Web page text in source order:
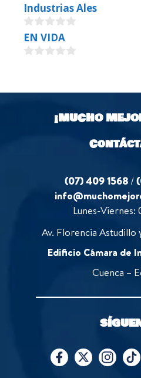
0
o
u
t
o
f
Industrias Ales
0
o
u
5
EN VIDA
t
¡MUCHO
(07) 409 1568 /
Lunes-Viernes:
Av. Florencia
Edificio Cámara de
Cuenca –